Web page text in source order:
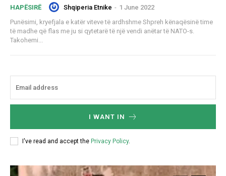
HAPËSIRË Shqiperia Etnike - 1 June 2022
Punësimi, kryefjala e katër viteve të ardhshme Shpreh kënaqësinë time
të madhe që flas me ju si qytetarë të një vendi anëtar të NATO-s.
Takohemi...
I WANT IN
I've read and accept the Privacy Policy.